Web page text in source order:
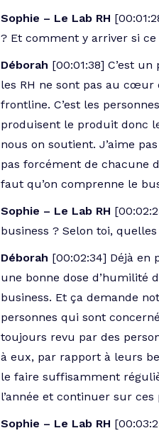
Sophie – Le Lab RH
? Et comment y arriver si ce
Déborah [00:01:38] C’est
les RH ne sont pas au cœur
frontline. C’est les
produisent le produit donc
nous on soutient. J’aime
pas forcément de chacune
faut qu’on comprenne le
Sophie – Le Lab RH
business ? Selon toi,
Déborah [00:02:34] Déjà en
une bonne dose d’humilité
business. Et ça demande
personnes qui sont
toujours revu par des
à eux, par rapport à leurs
le faire suffisamment
l’année et continuer sur
Sophie – Le Lab RH